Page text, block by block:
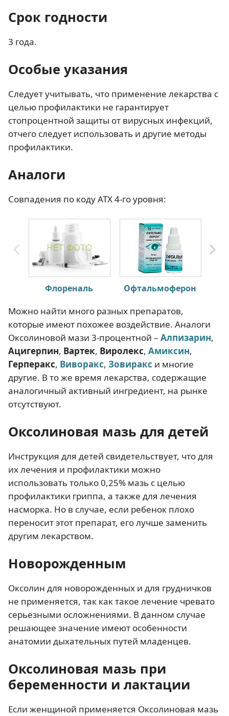
Срок годности
3 года.
Особые указания
Следует учитывать, что применение лекарства с
целью профилактики не гарантирует
стопроцентной защиты от вирусных инфекций,
отчего следует использовать и другие методы
профилактики.
Аналоги
Совпадения по коду АТХ 4-го уровня:
Флореналь Офтальмоферон
Можно найти много разных препаратов,
которые имеют похожее воздействие. Аналоги
Оксолиновой мази 3-процентной – Алпизарин,
Ацигерпин, Вартек, Виролекс, Амиксин,
Герперакс, Виворакс, Зовиракс и многие
другие. В то же время лекарства, содержащие
аналогичный активный ингредиент, на рынке
отсутствуют.
Оксолиновая мазь для детей
Инструкция для детей свидетельствует, что для
их лечения и профилактики можно
использовать только 0,25% мазь с целью
профилактики гриппа, а также для лечения
насморка. Но в случае, если ребенок плохо
переносит этот препарат, его лучше заменить
другим лекарством.
Новорожденным
Оксолин для новорожденных и для грудничков
не применяется, так как такое лечение чревато
серьезными осложнениями. В данном случае
решающее значение имеют особенности
анатомии дыхательных путей младенцев.
Оксолиновая мазь при
беременности и лактации
Если женщиной применяется Оксолиновая мазь